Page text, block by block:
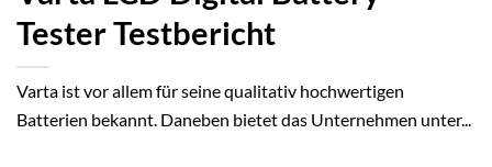
Tester Testbericht
Varta ist vor allem für seine qualitativ hochwertigen
Batterien bekannt. Daneben bietet das Unternehmen unter...